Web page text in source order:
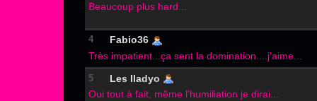
Beaucoup plus hard...
4
Fabio36
Très impatient...ça sent la domination....j'aime...
5
Les Iladyo
Oui tout à fait, même l'humiliation je dirai...